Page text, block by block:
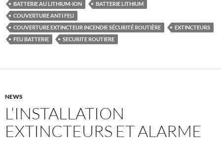
BATTERIE AU LITHIUM-ION
BATTERIE LITHIUM
COUVERTURE ANTI FEU
COUVERTURE EXTINCTEUR INCENDIE SÉCURITÉ ROUTIÈRE
EXTINCTEURS
FEU BATTERIE
SECURITE ROUTIERE
NEWS
L’INSTALLATION
EXTINCTEURS ET ALARME